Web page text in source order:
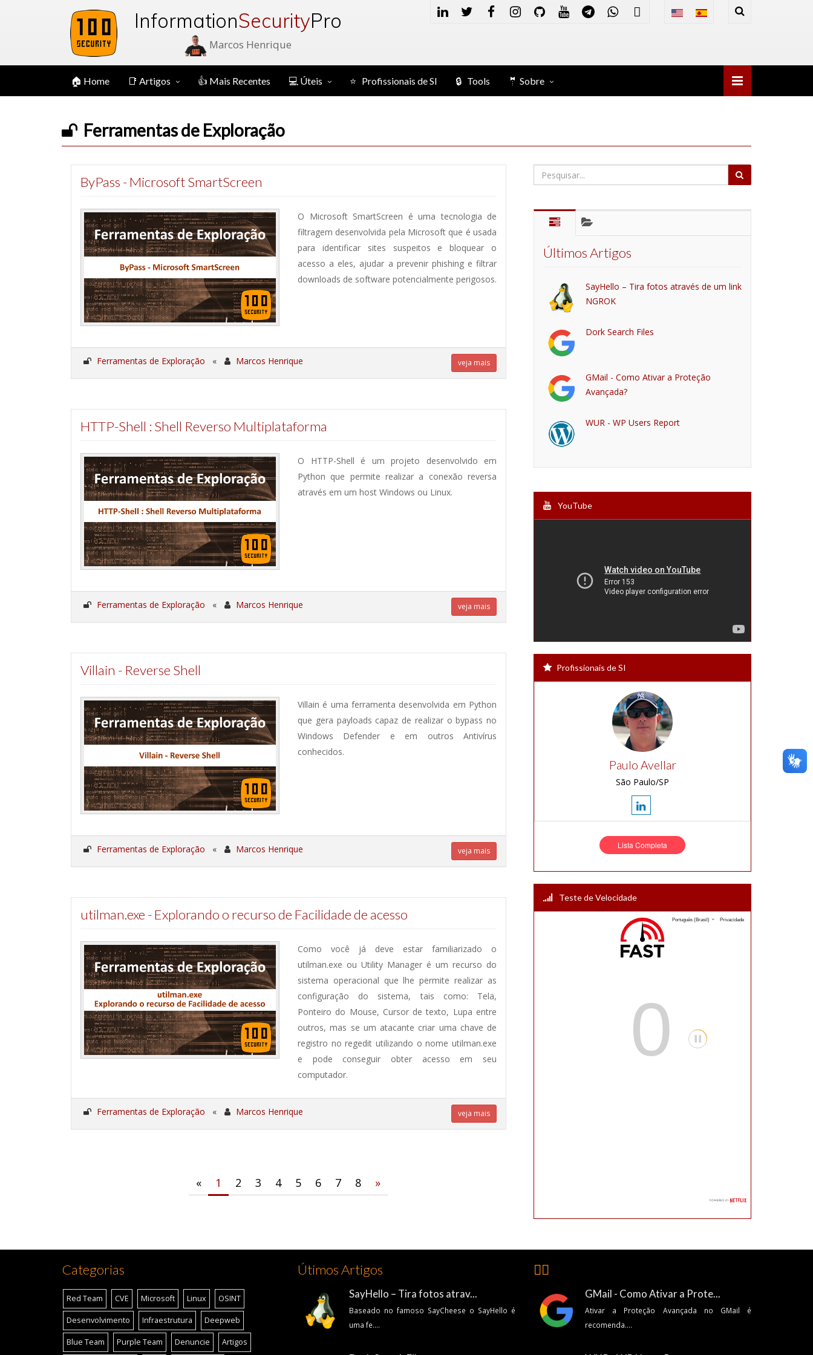
InformationSecurityPro
Marcos Henrique
🏠 Home 📑 Artigos 👍 Mais Recentes 💻 Úteis ⭐ Profissionais de SI 🔒 Tools 🤵 Sobre
Ferramentas de Exploração
ByPass - Microsoft SmartScreen
O Microsoft SmartScreen é uma tecnologia de
filtragem desenvolvida pela Microsoft que é usada
para identificar sites suspeitos e bloquear o
acesso a eles, ajudar a prevenir phishing e filtrar
downloads de software potencialmente perigosos.
Ferramentas de Exploração « Marcos Henrique veja mais
HTTP-Shell : Shell Reverso Multiplataforma
O HTTP-Shell é um projeto desenvolvido em
Python que permite realizar a conexão reversa
através em um host Windows ou Linux.
Ferramentas de Exploração « Marcos Henrique veja mais
Villain - Reverse Shell
Villain é uma ferramenta desenvolvida em Python
que gera payloads capaz de realizar o bypass no
Windows Defender e em outros Antivírus
conhecidos.
Ferramentas de Exploração « Marcos Henrique veja mais
utilman.exe - Explorando o recurso de Facilidade de acesso
Como você já deve estar familiarizado o
utilman.exe ou Utility Manager é um recurso do
sistema operacional que lhe permite realizar as
configuração do sistema, tais como: Tela,
Ponteiro do Mouse, Cursor de texto, Lupa entre
outros, mas se um atacante criar uma chave de
registro no regedit utilizando o nome utilman.exe
e pode conseguir obter acesso em seu
computador.
Ferramentas de Exploração « Marcos Henrique veja mais
« 1 2 3 4 5 6 7 8 »
Últimos Artigos
SayHello – Tira fotos através de um link
NGROK
Dork Search Files
GMail - Como Ativar a Proteção
Avançada?
WUR - WP Users Report
YouTube
Profissionais de SI
Paulo Avellar
São Paulo/SP
Lista Completa
Teste de Velocidade
Categorias
Red Team CVE Microsoft Linux OSINT
Desenvolvimento Infraestrutura Deepweb
Blue Team Purple Team Denuncie Artigos
Útimos Artigos
SayHello – Tira fotos atrav...
Baseado no famoso SayCheese o SayHello é
uma fe....
👍🏽
GMail - Como Ativar a Prote...
Ativar a Proteção Avançada no GMail é
recomenda....